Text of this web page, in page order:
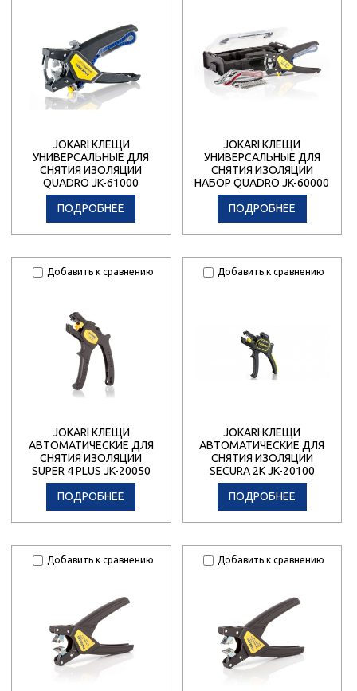
JOKARI КЛЕЩИ
УНИВЕРСАЛЬНЫЕ ДЛЯ
СНЯТИЯ ИЗОЛЯЦИИ
QUADRO JK-61000
ПОДРОБНЕЕ
JOKARI КЛЕЩИ
УНИВЕРСАЛЬНЫЕ ДЛЯ
СНЯТИЯ ИЗОЛЯЦИИ
НАБОР QUADRO JK-60000
ПОДРОБНЕЕ
Добавить к сравнению
JOKARI КЛЕЩИ
АВТОМАТИЧЕСКИЕ ДЛЯ
СНЯТИЯ ИЗОЛЯЦИИ
SUPER 4 PLUS JK-20050
ПОДРОБНЕЕ
Добавить к сравнению
JOKARI КЛЕЩИ
АВТОМАТИЧЕСКИЕ ДЛЯ
СНЯТИЯ ИЗОЛЯЦИИ
SECURA 2K JK-20100
ПОДРОБНЕЕ
Добавить к сравнению Добавить к сравнению